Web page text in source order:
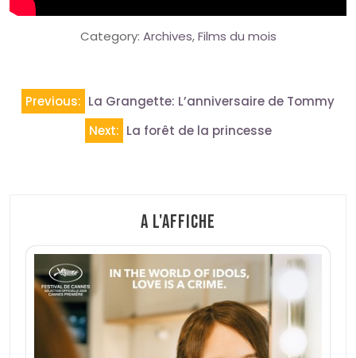
Category: Archives,Films du mois
Navigation
de
Previous: La Grangette: L’anniversaire de Tommy
Next: La forêt de la princesse
A l'affiche